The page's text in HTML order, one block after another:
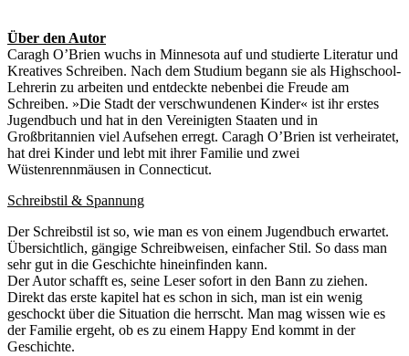
Über den Autor
Caragh O’Brien wuchs in Minnesota auf und studierte Literatur und
Kreatives Schreiben. Nach dem Studium begann sie als Highschool-
Lehrerin zu arbeiten und entdeckte nebenbei die Freude am
Schreiben. »Die Stadt der verschwundenen Kinder« ist ihr erstes
Jugendbuch und hat in den Vereinigten Staaten und in
Großbritannien viel Aufsehen erregt. Caragh O’Brien ist verheiratet,
hat drei Kinder und lebt mit ihrer Familie und zwei
Wüstenrennmäusen in Connecticut.
Schreibstil & Spannung
Der Schreibstil ist so, wie man es von einem Jugendbuch erwartet.
Übersichtlich, gängige Schreibweisen, einfacher Stil. So dass man
sehr gut in die Geschichte hineinfinden kann.
Der Autor schafft es, seine Leser sofort in den Bann zu ziehen.
Direkt das erste kapitel hat es schon in sich, man ist ein wenig
geschockt über die Situation die herrscht. Man mag wissen wie es
der Familie ergeht, ob es zu einem Happy End kommt in der
Geschichte.